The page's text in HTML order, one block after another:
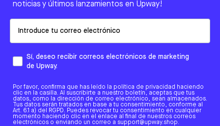
noticias y últimos lanzamientos en Upway!
Sí, deseo recibir correos electrónicos de marketing
de Upway.
Por favor, confirma que has leído la política de privacidad haciendo
clic en la casilla. Al suscribirte a nuestro boletín, aceptas que tus
datos, como la dirección de correo electrónico, sean almacenados.
Tus datos serán tratados en base a tu consentimiento, conforme al
Art. 6.1 a) del RGPD. Puedes revocar tu consentimiento en cualquier
momento haciendo clic en el enlace al final de nuestros correos
electrónicos o enviando un correo a support@upway.shop.